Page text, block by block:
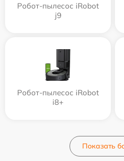
Робот-пылесос iRobot
j9
Робот-пылесос iRobot
i8+
Показать